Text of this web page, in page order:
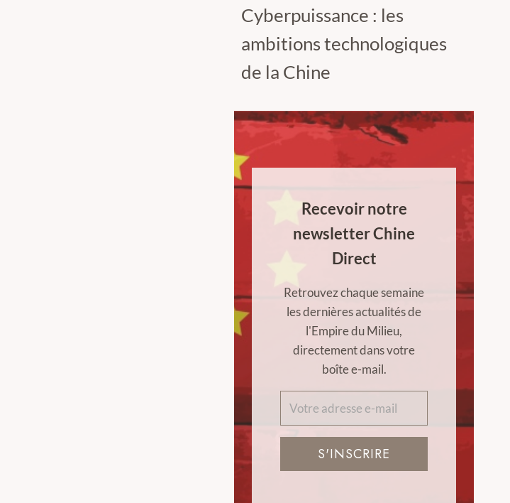
Cyberpuissance : les
ambitions technologiques
de la Chine
Recevoir notre
newsletter Chine
Direct
Retrouvez chaque semaine
les dernières actualités de
l'Empire du Milieu,
directement dans votre
boîte e-mail.
S'INSCRIRE